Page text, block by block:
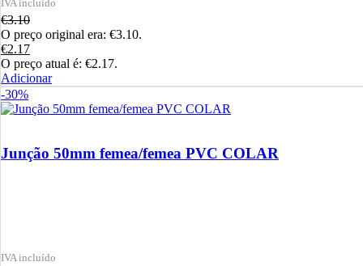
€3.10
O preço original era: €3.10.
€2.17
O preço atual é: €2.17.
Adicionar
-30%
Junção 50mm femea/femea PVC COLAR